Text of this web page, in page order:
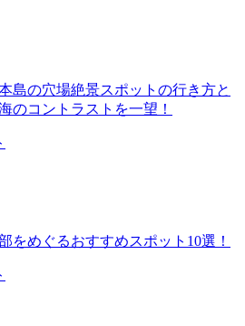
島の穴場絶景スポットの行き方と
のコントラストを一望！
をめぐるおすすめスポット10選！